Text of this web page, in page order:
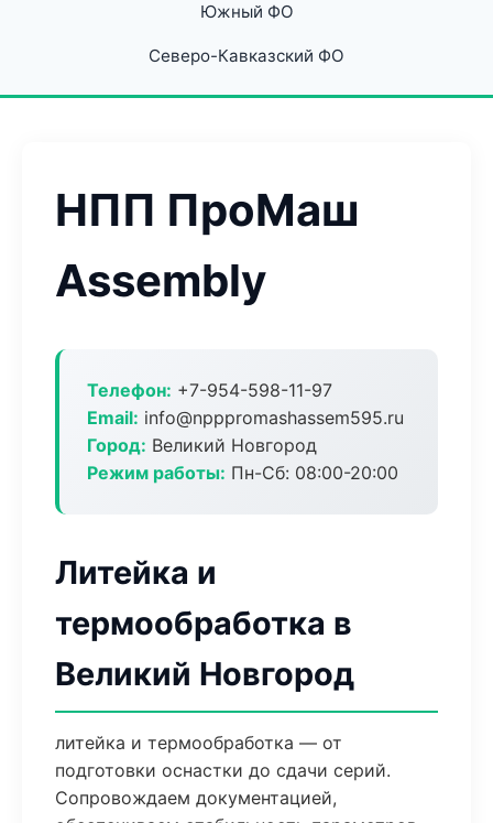
Южный ФО
Северо-Кавказский ФО
НПП ПроМаш
Assembly
Телефон: +7-954-598-11-97
Email: info@npppromashassem595.ru
Город: Великий Новгород
Режим работы: Пн-Сб: 08:00-20:00
Литейка и
термообработка в
Великий Новгород
литейка и термообработка — от
подготовки оснастки до сдачи серий.
Сопровождаем документацией,